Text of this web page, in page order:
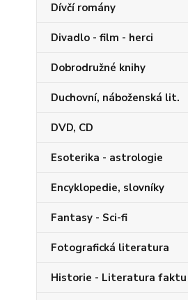
Dívčí romány
Divadlo - film - herci
Dobrodružné knihy
Duchovní, náboženská lit.
DVD, CD
Esoterika - astrologie
Encyklopedie, slovníky
Fantasy - Sci-fi
Fotografická literatura
Historie - Literatura faktu